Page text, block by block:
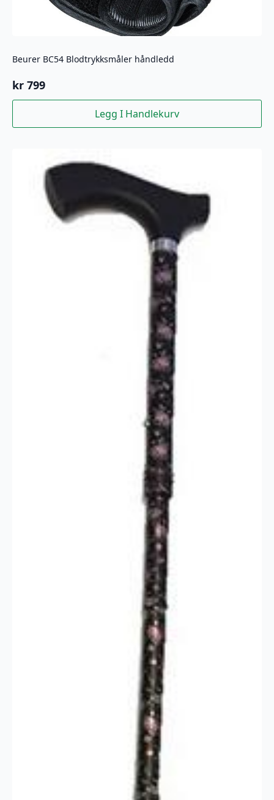
Beurer BC54 Blodtrykksmåler håndledd
kr 799
Legg I Handlekurv